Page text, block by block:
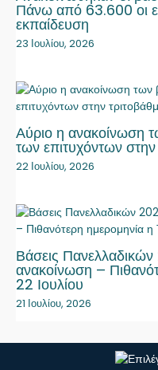
Πάνω από 63.600 οι
εκπαίδευση
23 Ιουλίου, 2026
Αύριο η ανακοίνωση
των επιτυχόντων
22 Ιουλίου, 2026
Βάσεις Πανελλαδικών
ανακοίνωση –
22 Ιουλίου
21 Ιουλίου, 2026